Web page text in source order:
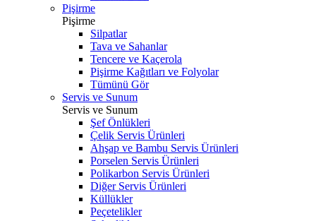
Pişirme
Pişirme
Silpatlar
Tava ve Sahanlar
Tencere ve Kaçerola
Pişirme Kağıtları ve Folyolar
Tümünü Gör
Servis ve Sunum
Servis ve Sunum
Şef Önlükleri
Çelik Servis Ürünleri
Ahşap ve Bambu Servis Ürünleri
Porselen Servis Ürünleri
Polikarbon Servis Ürünleri
Diğer Servis Ürünleri
Küllükler
Peçetelikler